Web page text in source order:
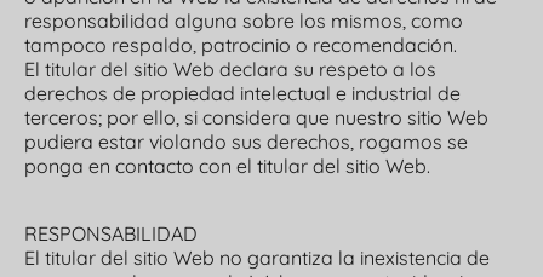
responsabilidad alguna sobre los mismos, como
tampoco respaldo, patrocinio o recomendación.
El titular del sitio Web declara su respeto a los
derechos de propiedad intelectual e industrial de
terceros; por ello, si considera que nuestro sitio Web
pudiera estar violando sus derechos, rogamos se
ponga en contacto con el titular del sitio Web.
RESPONSABILIDAD
El titular del sitio Web no garantiza la inexistencia de